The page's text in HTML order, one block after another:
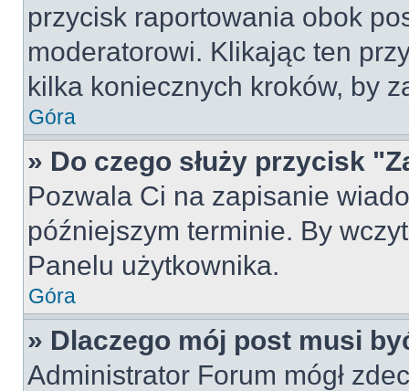
przycisk raportowania obok
moderatorowi. Klikając ten
kilka koniecznych kroków, by
Góra
» Do czego służy przycisk
Pozwala Ci na zapisanie
późniejszym terminie. By
Panelu użytkownika.
Góra
» Dlaczego mój post musi
Administrator Forum mógł